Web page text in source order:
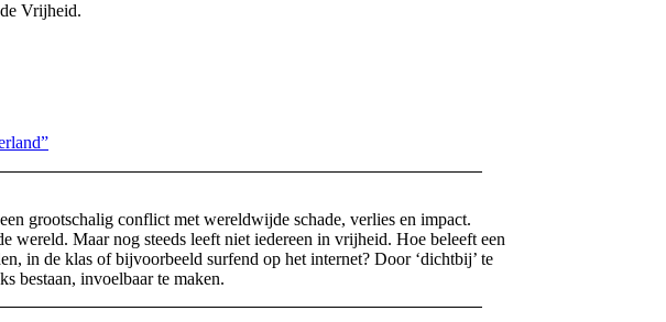
Vrijheid.
grootschalig conflict met wereldwijde schade, verlies en impact.
wereld. Maar nog steeds leeft niet iedereen in vrijheid. Hoe beleeft een
in de klas of bijvoorbeeld surfend op het internet? Door ‘dichtbij’ te
bestaan, invoelbaar te maken.